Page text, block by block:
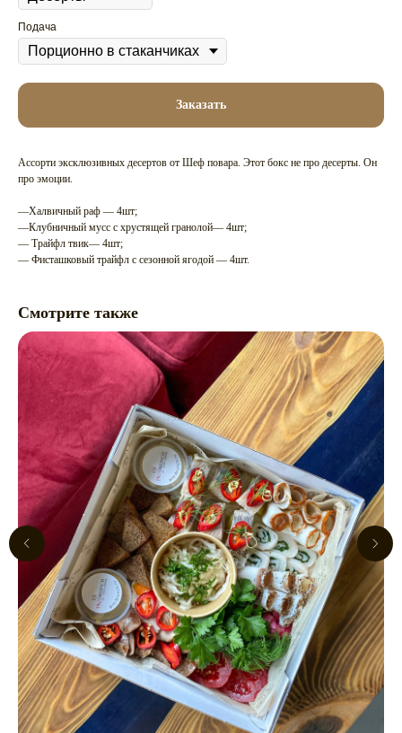
Подача
Заказать
Ассорти эксклюзивных десертов от Шеф повара. Этот бокс не про десерты. Он
про эмоции.
—Халвичный раф — 4шт;
—Клубничный мусс с хрустящей гранолой— 4шт;
— Трайфл твик— 4шт;
— Фисташковый трайфл с сезонной ягодой — 4шт.
Смотрите также